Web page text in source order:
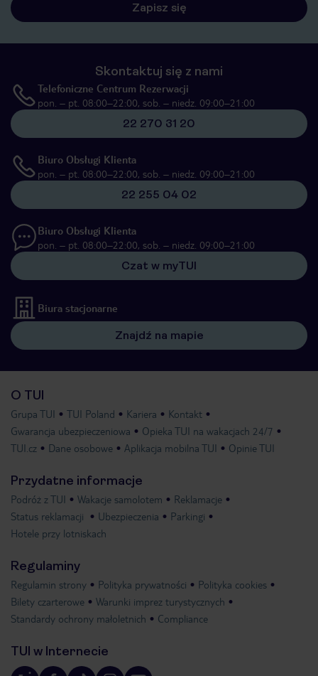
Zapisz się
Skontaktuj się z nami
Telefoniczne Centrum Rezerwacji
pon. – pt. 08:00–22:00, sob. – niedz. 09:00–21:00
22 270 31 20
Biuro Obsługi Klienta
pon. – pt. 08:00–22:00, sob. – niedz. 09:00–21:00
22 255 04 02
Biuro Obsługi Klienta
pon. – pt. 08:00–22:00, sob. – niedz. 09:00–21:00
Czat w myTUI
Biura stacjonarne
Znajdź na mapie
O TUI
Grupa TUI TUI Poland Kariera
Kontakt
Gwarancja ubezpieczeniowa
Opieka TUI na wakacjach 24/7
TUI.cz
Dane osobowe Aplikacja mobilna TUI Opinie TUI
Przydatne informacje
Podróż z TUI Wakacje samolotem
Reklamacje
Status reklamacji
Ubezpieczenia
Parkingi
Hotele przy lotniskach
Regulaminy
Regulamin strony Polityka prywatności
Polityka cookies
Bilety czarterowe
Warunki imprez turystycznych
Standardy ochrony małoletnich
Compliance
TUI w Internecie